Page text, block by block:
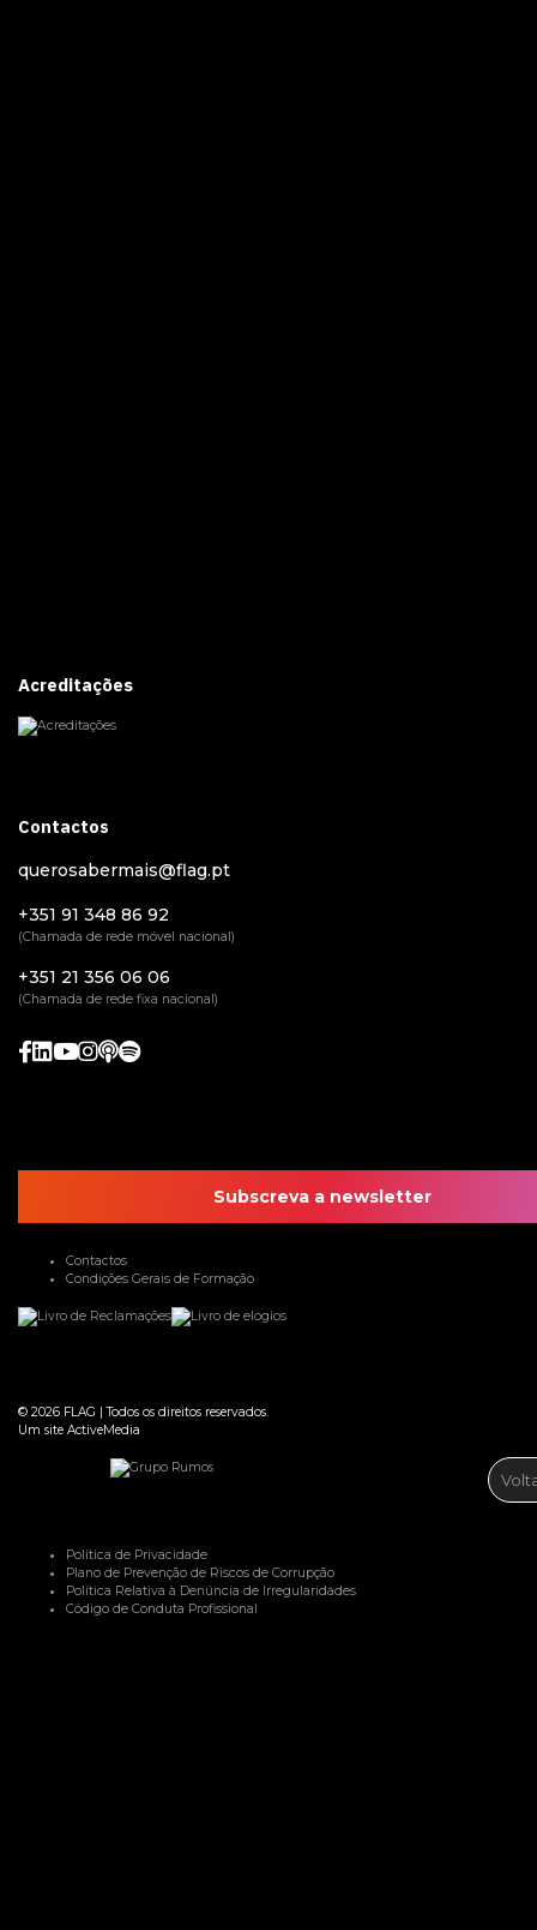
Acreditações
Contactos
querosabermais@flag.pt
+351 91 348 86 92
(Chamada de rede móvel nacional)
+351 21 356 06 06
(Chamada de rede fixa nacional)
Subscreva a newsletter
Contactos
Condições Gerais de Formação
© 2026 FLAG |Todos os direitos reservados.
Um site ActiveMedia
Política de Privacidade
Plano de Prevenção de Riscos de Corrupção
Política Relativa à Denúncia de Irregularidades
Código de Conduta Profissional